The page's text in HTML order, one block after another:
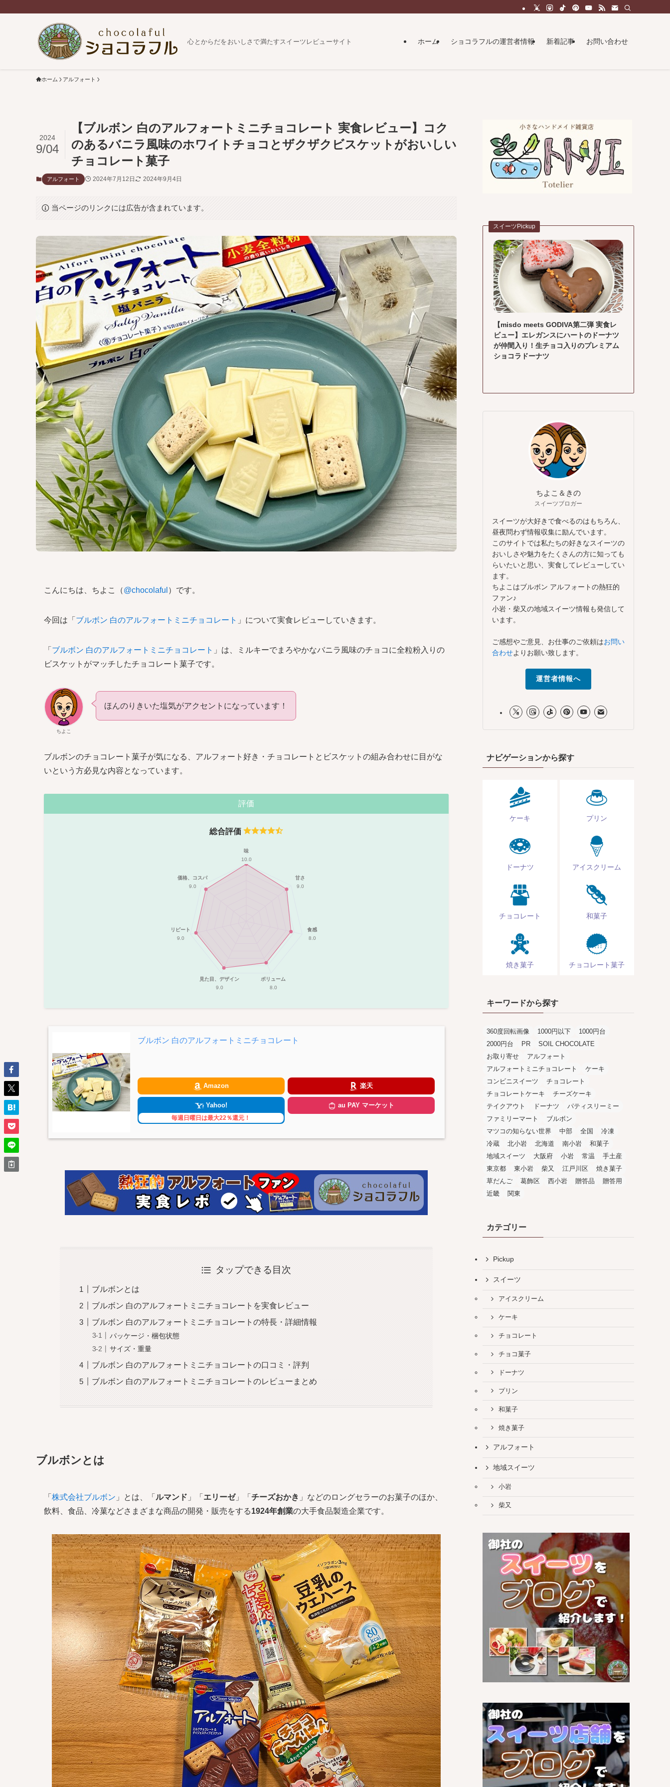
心とからだをおいしさで満たすスイーツレビューサイト ホーム ショコラフルの運営者情報 新着記事 お問い合わせ
ホーム アルフォート
【ブルボン 白のアルフォートミニチョコレート 実食レビュー】コク
のあるバニラ風味のホワイトチョコとザクザクビスケットがおいしい
チョコレート菓子
2024
9/04
アルフォート 2024年7月12日 2024年9月4日
当ページのリンクには広告が含まれています。
こんにちは、ちよこ（@chocolaful ）です。
今回は「 ブルボン 白のアルフォートミニチョコレート 」について実食レビューしていきます。
「 ブルボン 白のアルフォートミニチョコレート 」は、ミルキーでまろやかなバニラ風味のチョコに全粒粉入りの
ビスケットがマッチしたチョコレート菓子です。
ちよこ
ほんのりきいた塩気がアクセントになっています！
ブルボンのチョコレート菓子が気になる、アルフォート好き・チョコレートとビスケットの組み合わせに目がな
いという方必見な内容となっています。
評価
総合評価
味
10.0
甘さ
9.0
食感
8.0
ボリューム
8.0
見た目、デザイン
9.0
リピート
9.0
価格、コスパ
9.0
ブルボン 白のアルフォートミニチョコレート
Amazon 楽天
Yahoo!
毎週日曜日は最大22％還元！
au PAY マーケット
タップできる目次
ブルボンとは
ブルボン 白のアルフォートミニチョコレートを実食レビュー
ブルボン 白のアルフォートミニチョコレートの特長・詳細情報
パッケージ・梱包状態
サイズ・重量
ブルボン 白のアルフォートミニチョコレートの口コミ・評判
ブルボン 白のアルフォートミニチョコレートのレビューまとめ
ブルボンとは
「 株式会社ブルボン 」とは、「 ルマンド 」「 エリーゼ」「 チーズおかき 」などのロングセラーのお菓子のほか、
飲料、食品、冷菓などさまざまな商品の開発・販売をする1924年創業の大手食品製造企業です。
スイーツPickup
【misdo meets GODIVA第二弾 実食レ
ビュー】エレガンスにハートのドーナツ
が仲間入り！生チョコ入りのプレミアム
ショコラドーナツ
ちよこ＆きの
スイーツブロガー
スイーツが大好きで食べるのはもちろん、
昼夜問わず情報収集に励んでいます。
このサイトでは私たちの好きなスイーツの
おいしさや魅力をたくさんの方に知っても
らいたいと思い、実食してレビューしてい
ます。
ちよこはブルボン アルフォートの熱狂的
ファン♪
小岩・柴又の地域スイーツ情報も発信して
います。
ご感想やご意見、お仕事のご依頼はお問い
合わせよりお願い致します。
運営者情報へ
ナビゲーションから探す
ケーキ プリン
ドーナツ アイスクリーム
チョコレート 和菓子
焼き菓子 チョコレート菓子
キーワードから探す
360度回転画像 1000円以下
1000円台
2000円台
PR
SOIL CHOCOLATE
お取り寄せ
アルフォート
アルフォートミニチョコレート
ケーキ
コンビニスイーツ
チョコレート
チョコレートケーキ
チーズケーキ
テイクアウト
ドーナツ
パティスリーミー
ファミリーマート
ブルボン
マツコの知らない世界
中部 全国
冷凍
冷蔵
北小岩 北海道 南小岩
和菓子
地域スイーツ
大阪府 小岩 常温
手土産
東京都
東小岩 柴又 江戸川区
焼き菓子
草だんご
葛飾区 西小岩 贈答品
贈答用
近畿
関東
カテゴリー
Pickup
スイーツ
アイスクリーム
ケーキ
チョコレート
チョコ菓子
ドーナツ
プリン
和菓子
焼き菓子
アルフォート
地域スイーツ
小岩
柴又